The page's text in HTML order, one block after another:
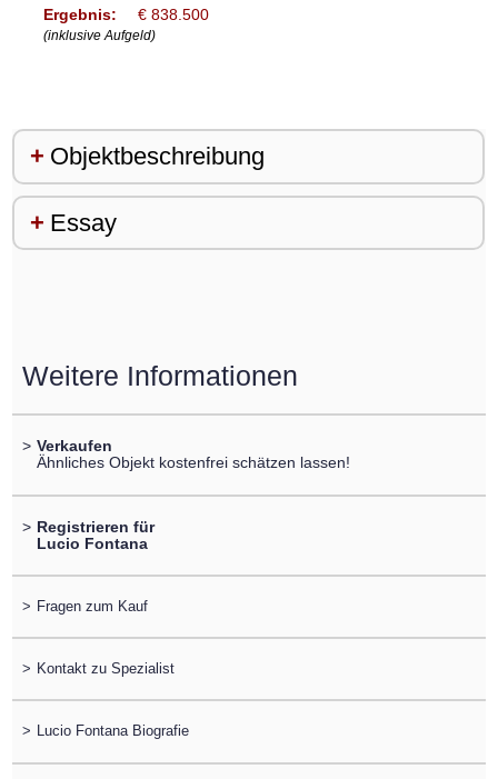
Ergebnis:
€ 838.500
(inklusive Aufgeld)
Objektbeschreibung
Essay
Weitere Informationen
> Verkaufen
Ähnliches Objekt kostenfrei schätzen lassen!
> Registrieren für
Lucio Fontana
> Fragen zum Kauf
> Kontakt zu Spezialist
> Lucio Fontana Biografie